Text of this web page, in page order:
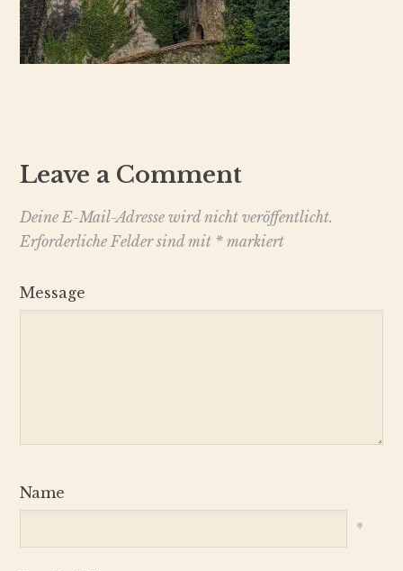
Leave a Comment
Deine E-Mail-Adresse wird nicht veröffentlicht.
Erforderliche Felder sind mit *markiert
Message
Name
*